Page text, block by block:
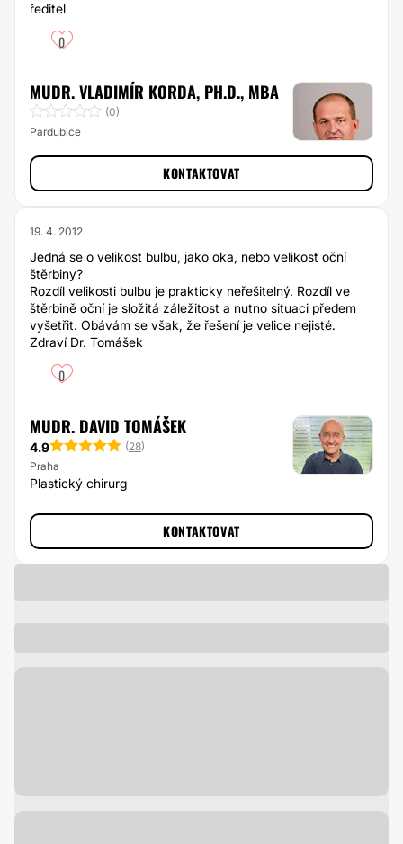
ředitel
0
MUDR. VLADIMÍR KORDA, PH.D., MBA
(0)
Pardubice
KONTAKTOVAT
19. 4. 2012
Jedná se o velikost bulbu, jako oka, nebo velikost oční
štěrbiny?
Rozdíl velikosti bulbu je prakticky neřešitelný. Rozdíl ve
štěrbině oční je složitá záležitost a nutno situaci předem
vyšetřit. Obávám se však, že řešení je velice nejisté.
Zdraví Dr. Tomášek
0
MUDR. DAVID TOMÁŠEK
4.9 (28)
Praha
Plastický chirurg
KONTAKTOVAT